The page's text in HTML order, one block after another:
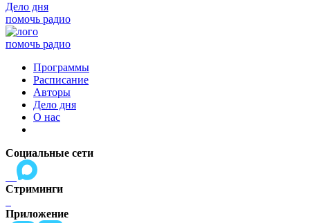
Дело дня
помочь радио
помочь радио
Программы
Расписание
Авторы
Дело дня
О нас
Социальные сети
Стриминги
Приложение